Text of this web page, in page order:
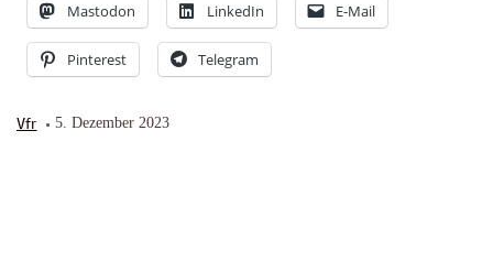
Mastodon LinkedIn E-Mail
Pinterest Telegram
Vfr 5. Dezember 2023